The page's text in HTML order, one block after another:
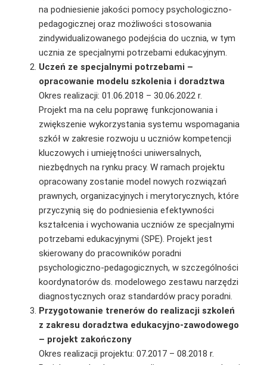
na podniesienie jakości pomocy psychologiczno-
pedagogicznej oraz możliwości stosowania
zindywidualizowanego podejścia do ucznia, w tym
ucznia ze specjalnymi potrzebami edukacyjnym.
Uczeń ze specjalnymi potrzebami –
opracowanie modelu szkolenia i doradztwa
Okres realizacji: 01.06.2018 – 30.06.2022 r.
Projekt ma na celu poprawę funkcjonowania i
zwiększenie wykorzystania systemu wspomagania
szkół w zakresie rozwoju u uczniów kompetencji
kluczowych i umiejętności uniwersalnych,
niezbędnych na rynku pracy. W ramach projektu
opracowany zostanie model nowych rozwiązań
prawnych, organizacyjnych i merytorycznych, które
przyczynią się do podniesienia efektywności
kształcenia i wychowania uczniów ze specjalnymi
potrzebami edukacyjnymi (SPE). Projekt jest
skierowany do pracowników poradni
psychologiczno-pedagogicznych, w szczególności
koordynatorów ds. modelowego zestawu narzędzi
diagnostycznych oraz standardów pracy poradni.
Przygotowanie trenerów do realizacji szkoleń
z zakresu doradztwa edukacyjno-zawodowego
– projekt zakończony
Okres realizacji projektu: 07.2017 – 08.2018 r.